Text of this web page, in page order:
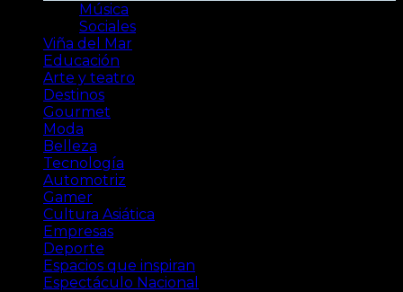
Música
Sociales
Viña del Mar
Educación
Arte y teatro
Destinos
Gourmet
Moda
Belleza
Tecnología
Automotriz
Gamer
Cultura Asiática
Empresas
Deporte
Espacios que inspiran
Espectáculo Nacional